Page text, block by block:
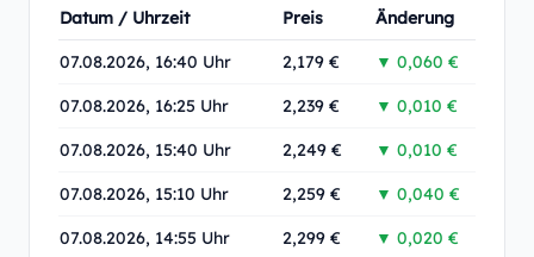
Datum / Uhrzeit
Preis Änderung
07.08.2026, 16:40 Uhr 2,179 € ▼ 0,060 €
07.08.2026, 16:25 Uhr 2,239 € ▼ 0,010 €
07.08.2026, 15:40 Uhr 2,249 € ▼ 0,010 €
07.08.2026, 15:10 Uhr 2,259 € ▼ 0,040 €
07.08.2026, 14:55 Uhr 2,299 € ▼ 0,020 €